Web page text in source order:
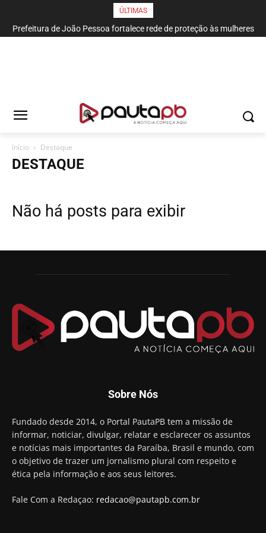
ÚLTIMAS
Prefeitura de João Pessoa fortalece rede de proteção às mulheres
e entende que acolher é salvar vidas
Início Destaque
DESTAQUE
Não há posts para exibir
Sobre Nós
Fundado desde 2014, o Portal PautaPB tem a missão de
informar, noticiar, divulgar, relatar e esclarecer os assuntos
e notícias mais importantes da Paraíba, Brasil e mundo, com
o objetivo de trazer um jornalismo plural com respeito e
ética pela informação e aos seus leitores.
Fale Com a Redaçao: redacao@pautapb.com.br